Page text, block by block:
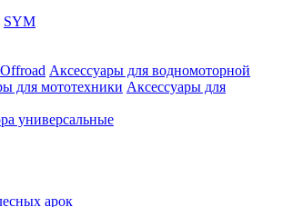
SYM
Аксессуары для водномоторной
для мототехники Аксессуары для
универсальные
арок